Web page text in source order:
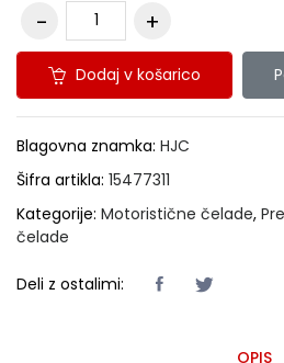
Dodaj v košarico
Blagovna znamka: HJC
Šifra artikla: 15477311
Kategorije: Motoristične čelade,
čelade
Deli z ostalimi:
OPIS